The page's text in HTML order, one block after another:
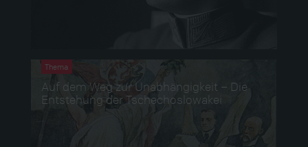
Thema
Auf dem Weg zur Unabhängigkeit – Die
Entstehung der Tschechoslowakei